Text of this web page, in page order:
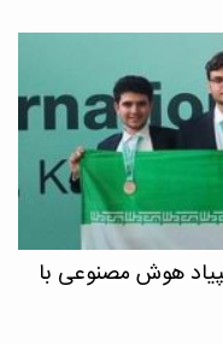
هوش مصنوعی با